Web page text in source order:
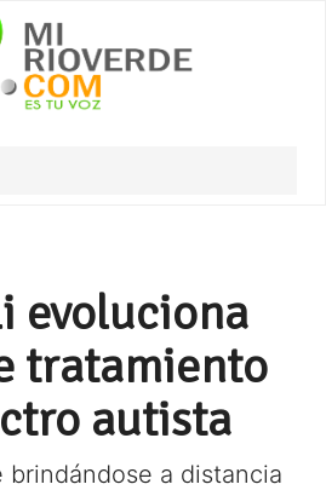
evoluciona
tratamiento
autista
brindándose a distancia